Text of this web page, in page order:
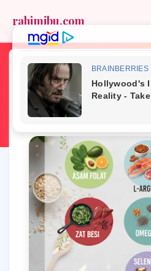
rahimibu.com
Home»nutrisi ibu dan anak»
7 Nutrisi Krusial
Dinding Rahim bagi